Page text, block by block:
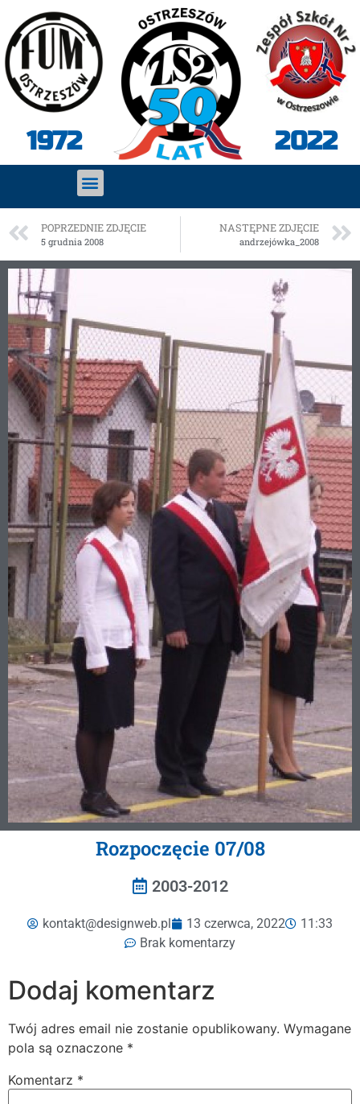
1972 2022
POPRZEDNIE ZDJĘCIE
5 grudnia 2008
NASTĘPNE ZDJĘCIE
andrzejówka_2008
Rozpoczęcie 07/08
2003-2012
kontakt@designweb.pl 13 czerwca, 2022
11:33
Brak komentarzy
Dodaj komentarz
Twój adres email nie zostanie opublikowany. Wymagane
pola są oznaczone *
Komentarz *